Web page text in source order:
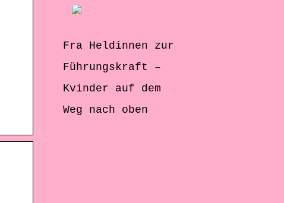
Fra Heldinnen zur
Führungskraft –
Kvinder auf dem
Weg nach oben